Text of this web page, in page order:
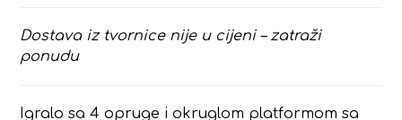
Dostava iz tvornice nije u cijeni – zatraži
ponudu
Igralo sa 4 opruge i okruglom platformom sa